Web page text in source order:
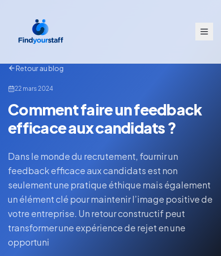
Retour au blog
22 mars 2024
Comment faire un feedback
efficace aux candidats ?
Dans le monde du recrutement, fournir un
feedback efficace aux candidats est non
seulement une pratique éthique mais également
un élément clé pour maintenir l’image positive de
votre entreprise. Un retour constructif peut
transformer une expérience de rejet en une
opportuni